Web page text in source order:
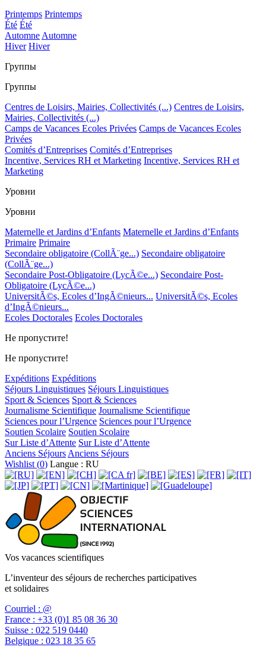
Printemps Printemps
Été Été
AutomneAutomne
Hiver Hiver
Группы
Группы
Centres de Loisirs, Mairies, Collectivités (...) Centres de Loisirs,
Mairies, Collectivités (...)
Camps de Vacances Ecoles Privées Camps de Vacances Ecoles
Privées
Comités d’Entreprises Comités d’Entreprises
Incentive, Services RH et Marketing Incentive, Services RH et
Marketing
Уровни
Уровни
Maternelle et Jardins d’Enfants Maternelle et Jardins d’Enfants
Primaire Primaire
Secondaire obligatoire (CollÃ¨ge...) Secondaire obligatoire
(CollÃ¨ge...)
Secondaire Post-Obligatoire (LycÃ©e...) Secondaire Post-
Obligatoire (LycÃ©e...)
UniversitÃ©s, Ecoles d’IngÃ©nieurs... UniversitÃ©s, Ecoles
d’IngÃ©nieurs...
Ecoles Doctorales Ecoles Doctorales
Не пропустите!
Не пропустите!
Expéditions Expéditions
Séjours Linguistiques Séjours Linguistiques
Sport & Sciences Sport & Sciences
Journalisme Scientifique Journalisme Scientifique
Sciences pour l’Urgence Sciences pour l’Urgence
Soutien Scolaire Soutien Scolaire
Sur Liste d’Attente Sur Liste d’Attente
Anciens SéjoursAnciens Séjours
Wishlist (0) Langue : RU
Vos vacances scientifiques
L’inventeur des séjours de recherches participatives
et solidaires
Courriel : @
France : +33 (0)1 85 08 36 30
Suisse : 022 519 0440
Belgique : 023 18 35 65